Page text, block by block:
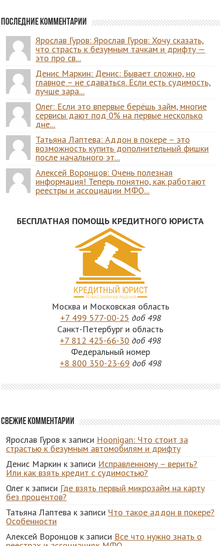
Последние комментарии
Ярослав Гуров: Ярослав Гуров: Хочу сказать,
что страсть к безумным тачкам и дрифту —
это про св...
Денис Маркин: Денис: Бывает сложно, но
главное – не сдаваться. Если есть судимость,
лучше зара...
Олег: Если это впервые берёшь займ, многие
сервисы дают под 0% на первые несколько
дне...
Татьяна Лаптева: Аддон в покере – это
возможность купить дополнительный фишки
после начального эт...
Алексей Воронцов: Очень полезная
информация! Теперь понятно, как работают
реестры и ассоциации МФО...
БЕСПЛАТНАЯ ПОМОЩЬ КРЕДИТНОГО ЮРИСТА
Москва и Московская область
+7 499 577-00-25 доб 498
Санкт-Петербург и область
+7 812 425-66-30 доб 498
Федеральный номер
+8 800 350-23-69 доб 498
Свежие комментарии
Ярослав Гуров к записи Hoonigan: Что стоит за
страстью к безумным автомобилям и дрифту
Денис Маркин к записи Исправленному – верить?
Или как взять кредит с судимостью?
Олегк записи Где взять первый микрозайм на карту
без процентов?
Татьяна Лаптева к записи Что такое аддон в покере?
Особенности
Алексей Воронцов к записи Все что нужно знать о